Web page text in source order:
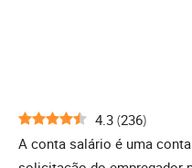
4.3 (236)
A conta salário é uma